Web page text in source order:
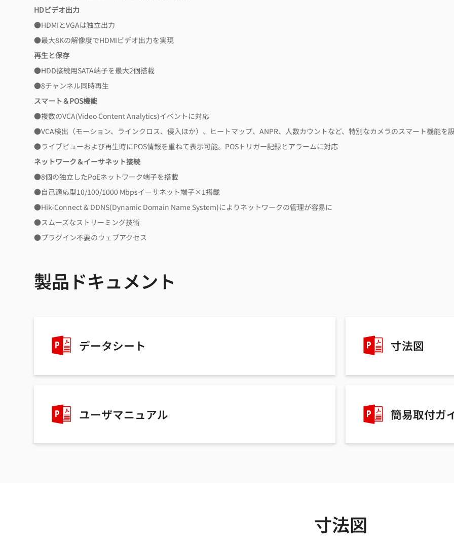
HDビデオ出力
●HDMIとVGAは独立出力
●最大8Kの解像度でHDMIビデオ出力を実現
再生と保存
●HDD接続用SATA端子を最大2個搭載
●8チャンネル同時再生
スマート＆POS機能
●複数のVCA(Video Content Analytics)イベントに対応
●VCA検出（モーション、ラインクロス、侵入ほか）、ヒートマップ、ANPR、人数カウントなど、特別なカメラのスマート機能を
●ライブビューおよび再生時にPOS情報を重ねて表示可能。POSトリガー記録とアラームに対応
ネットワーク＆イーサネット接続
●8個の独立したPoEネットワーク端子を搭載
●自己適応型10/100/1000 Mbpsイーサネット端子×1搭載
●Hik-Connect & DDNS(Dynamic Domain Name System)によりネットワークの管理が容易に
●スムーズなストリーミング技術
●プラグイン不要のウェブアクセス
製品ドキュメント
データシート 寸法図
ユーザマニュアル 簡易取付ガ
寸法図